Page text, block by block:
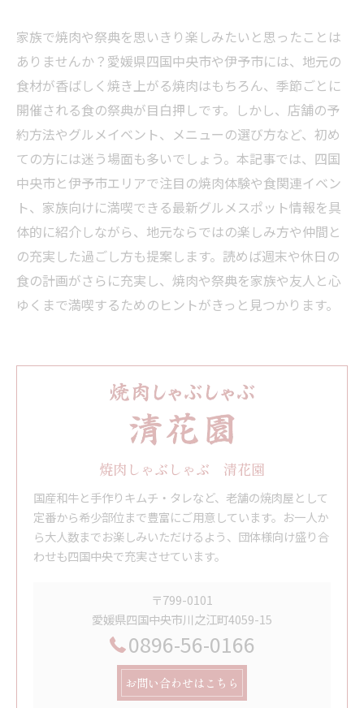
家族で焼肉や祭典を思いきり楽しみたいと思ったことは
ありませんか？愛媛県四国中央市や伊予市には、地元の
食材が香ばしく焼き上がる焼肉はもちろん、季節ごとに
開催される食の祭典が目白押しです。しかし、店舗の予
約方法やグルメイベント、メニューの選び方など、初め
ての方には迷う場面も多いでしょう。本記事では、四国
中央市と伊予市エリアで注目の焼肉体験や食関連イベン
ト、家族向けに満喫できる最新グルメスポット情報を具
体的に紹介しながら、地元ならではの楽しみ方や仲間と
の充実した過ごし方も提案します。読めば週末や休日の
食の計画がさらに充実し、焼肉や祭典を家族や友人と心
ゆくまで満喫するためのヒントがきっと見つかります。
焼肉しゃぶしゃぶ 清花園
国産和牛と手作りキムチ・タレなど、老舗の焼肉屋として
定番から希少部位まで豊富にご用意しています。お一人か
ら大人数までお楽しみいただけるよう、団体様向け盛り合
わせも四国中央で充実させています。
〒799-0101
愛媛県四国中央市川之江町4059-15
0896-56-0166
お問い合わせはこちら